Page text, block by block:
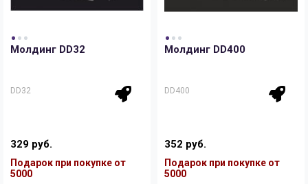
Молдинг DD32
DD32
329 руб.
Подарок при покупке от
5000
Молдинг DD400
DD400
352 руб.
Подарок при покупке от
5000